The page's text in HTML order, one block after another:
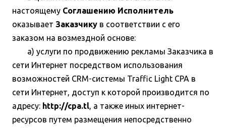
настоящему Соглашению Исполнитель
оказывает Заказчику в соответствии с его
заказом на возмездной основе:
а) услуги по продвижению рекламы Заказчика в
сети Интернет посредством использования
возможностей CRM-системы Traffic Light CPA в
сети Интернет, доступ к которой производится по
адресу: http://cpa.tl, а также иных интернет-
ресурсов путем размещения непосредственно